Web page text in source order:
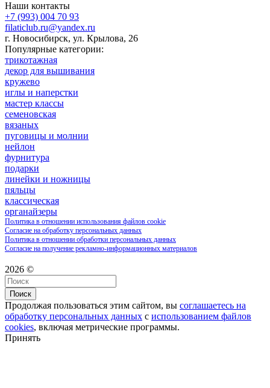
Наши контакты
+7 (993) 004 70 93
filaticlub.ru@yandex.ru
г. Новосибирск, ул. Крылова, 26
Популярные категории:
трикотажная
декор для вышивания
кружево
иглы и наперстки
мастер классы
семеновская
вязаных
пуговицы и молнии
нейлон
фурнитура
подарки
линейки и ножницы
пяльцы
классическая
органайзеры
Политика в отношении использования файлов cookie
Согласие на обработку персональных данных
Политика в отношении обработки персональных данных
Согласие на получение рекламно-информационных материалов
2026 ©
Поиск
Продолжая пользоваться этим сайтом, вы соглашаетесь на
обработку персональных данных с использованием файлов
cookies, включая метрические программы.
Принять